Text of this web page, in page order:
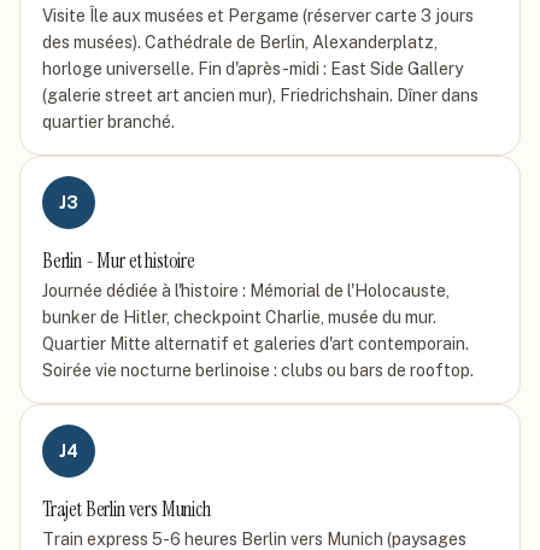
Visite Île aux musées et Pergame (réserver carte 3 jours
des musées). Cathédrale de Berlin, Alexanderplatz,
horloge universelle. Fin d'après-midi : East Side Gallery
(galerie street art ancien mur), Friedrichshain. Dîner dans
quartier branché.
J3
Berlin - Mur et histoire
Journée dédiée à l'histoire : Mémorial de l'Holocauste,
bunker de Hitler, checkpoint Charlie, musée du mur.
Quartier Mitte alternatif et galeries d'art contemporain.
Soirée vie nocturne berlinoise : clubs ou bars de rooftop.
J4
Trajet Berlin vers Munich
Train express 5-6 heures Berlin vers Munich (paysages